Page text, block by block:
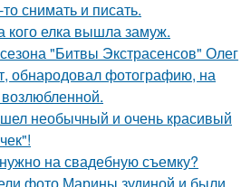
снимать и писать.
кого елка вышла замуж.
"Битвы Экстрасенсов" Олег
обнародовал фотографию, на
возлюбленной.
необычный и очень красивый
на свадебную съемку?
фото Марины зудиной и были